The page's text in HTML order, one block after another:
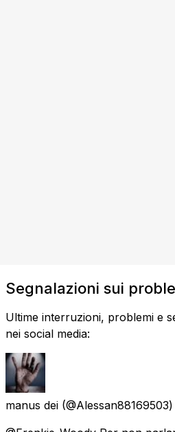
Segnalazioni sui
Ultime interruzioni, problemi e
nei social media:
manus dei